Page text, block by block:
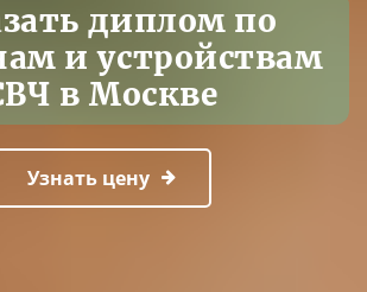
диплом по
и устройствам
в Москве
Узнать цену